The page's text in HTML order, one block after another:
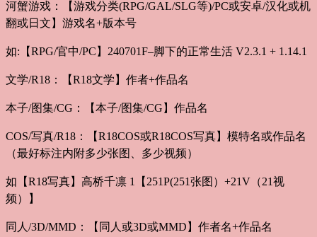
河蟹游戏：【游戏分类(RPG/GAL/SLG等)/PC或安卓/汉化或机
翻或日文】游戏名+版本号
如:【RPG/官中/PC】240701F–脚下的正常生活 V2.3.1 + 1.14.1
文学/R18：【R18文学】作者+作品名
本子/图集/CG：【本子/图集/CG】作品名
COS/写真/R18：【R18COS或R18COS写真】模特名或作品名
（最好标注内附多少张图、多少视频）
如【R18写真】高桥千凛 1【251P(251张图）+21V（21视
频）】
同人/3D/MMD：【同人或3D或MMD】作者名+作品名